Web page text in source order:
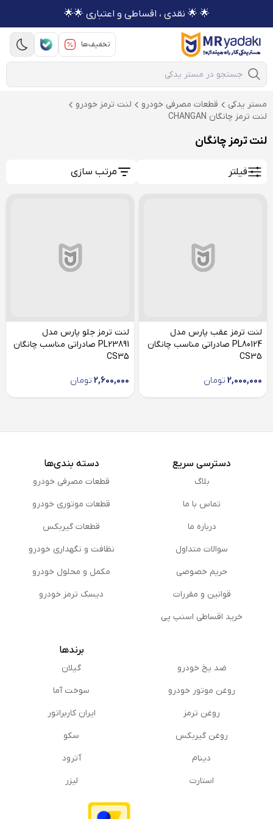
🌟 🌟 نقدی ، اقساطی و اعتباری 🌟🌟
تخفیف‌ها
Mobile Search
مستر یدکی قطعات مصرفی خودرو
لنت ترمز خودرو
لنت ترمز چانگان CHANGAN
لنت ترمز چانگان
فیلتر مرتب سازی
لنت ترمز عقب پارس مدل
PL80124 صادراتی مناسب چانگان
CS35
2,000,000 تومان
لنت ترمز جلو پارس مدل
PL23891 صادراتی مناسب چانگان
CS35
2,600,000 تومان
دسترسی سریع
بلاگ
تماس با ما
درباره ما
سوالات متداول
حریم خصوصی
قوانین و مقررات
خرید اقساطی اسنپ پی
دسته بندی‌ها
قطعات مصرفی خودرو
قطعات موتوری خودرو
قطعات گیربکس
نظافت و نگهداری خودرو
مكمل و محلول خودرو
دیسک ترمز خودرو
ضد یخ خودرو
روغن موتور خودرو
روغن ترمز
روغن گیربكس
دینام
استارت
برندها
گیلان
سوخت آما
ایران کاربراتور
سکو
آترود
لیزر